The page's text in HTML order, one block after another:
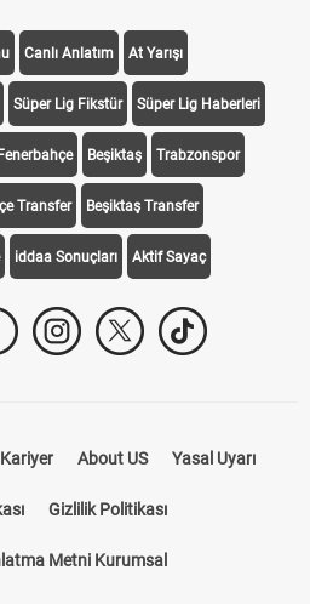
Canlı Anlatım At Yarışı
Süper Lig Fikstür Süper Lig Haberleri
Beşiktaş Trabzonspor
Transfer Beşiktaş Transfer
iddaa Sonuçları Aktif Sayaç
Kariyer About US
Gizlilik Politikası